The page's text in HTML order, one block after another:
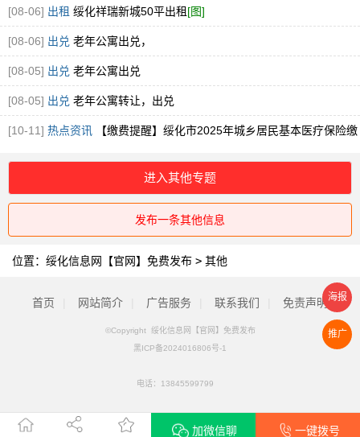
加微信聊 一键拨号
[08-06] 出租 绥化祥瑞新城50平出租 [图]
[08-06] 出兑 老年公寓出兑，
[08-05] 出兑 老年公寓出兑
[08-05] 出兑 老年公寓转让，出兑
[10-11] 热点资讯 【缴费提醒】绥化市2025年城乡居民基本医疗保险缴
费提醒！
进入其他专题
发布一条其他信息
位置： 绥化信息网【官网】免费发布 > 其他
首页 网站简介 广告服务 联系我们 免责声明
©Copyright 绥化信息网【官网】免费发布
黑ICP备2024016806号-1
电话： 13845599799
推广
海报